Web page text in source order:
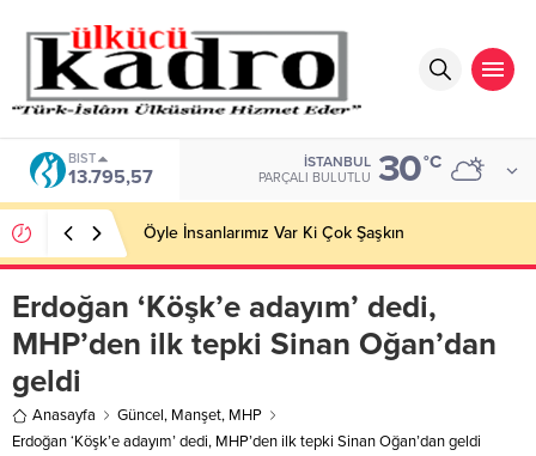
BIST
13.795,57
İSTANBUL
PARÇALI BULUTLU 30°C
Öyle İnsanlarımız Var Ki Çok Şaşkın
Erdoğan ‘Köşk’e adayım’ dedi,
MHP’den ilk tepki Sinan Oğan’dan
geldi
Anasayfa Güncel, Manşet, MHP
Erdoğan ‘Köşk’e adayım’ dedi, MHP’den ilk tepki Sinan Oğan’dan geldi